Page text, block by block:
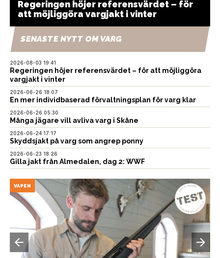
Regeringen höjer referensvärdet – för
att möjliggöra vargjakt i vinter
SENASTE NYTT OM VARG
2026-08-03 19:41
Regeringen höjer referensvärdet – för att möjliggöra
vargjakt i vinter
2026-06-26 18:07
En mer individbaserad förvaltningsplan för varg klar
2026-06-26 05:30
Många jägare vill avliva varg i Skåne
2026-06-24 17:17
Skyddsjakt på varg som angrep ponny
2026-06-23 18:26
Gilla jakt från Almedalen, dag 2: WWF
VAPEN